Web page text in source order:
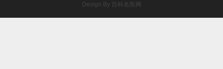
Design By 百科名医网